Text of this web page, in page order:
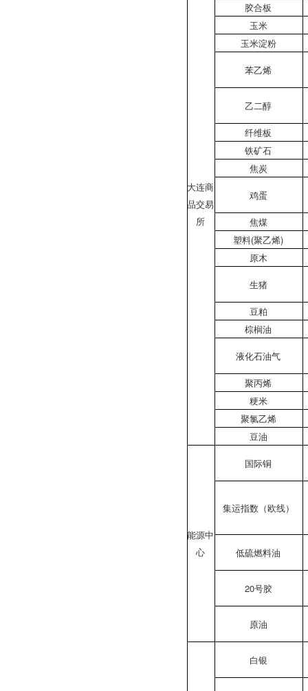
大连商
品交易
所
胶合板
玉米
玉米淀粉
苯乙烯
乙二醇
纤维板
铁矿石
焦炭
鸡蛋
焦煤
塑料(聚乙烯)
原木
生猪
豆粕
棕榈油
液化石油气
聚丙烯
粳米
聚氯乙烯
豆油
能源中
心
国际铜
集运指数（欧线）
低硫燃料油
20号胶
原油
白银